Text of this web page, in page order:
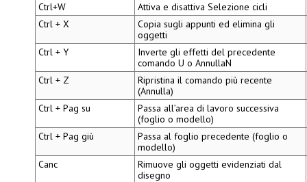
Ctrl+W
Attiva e disattivaSelezione cicli
Ctrl + X
Copia sugli appunti ed elimina gli
oggetti
Ctrl + Y
Inverte gli effetti del precedente
comandoU oAnnullaN
Ctrl + Z
Ripristina il comando più recente
(Annulla)
Ctrl + Pag su
Passa all’area di lavoro successiva
(foglio o modello)
Ctrl + Pag giù
Passa al foglio precedente (foglio o
modello)
Canc
Rimuove gli oggetti evidenziati dal
disegno